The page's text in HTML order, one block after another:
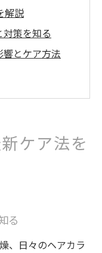
解説
策を知る
とケア方法
髪の質感
をチェック
の関係
ケア法を
る
、日々のヘアカラ